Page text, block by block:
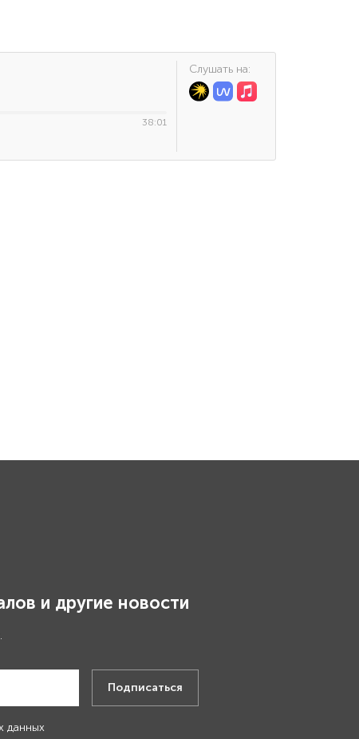
38:01
Cлушать на:
и другие новости
Подписаться
данных